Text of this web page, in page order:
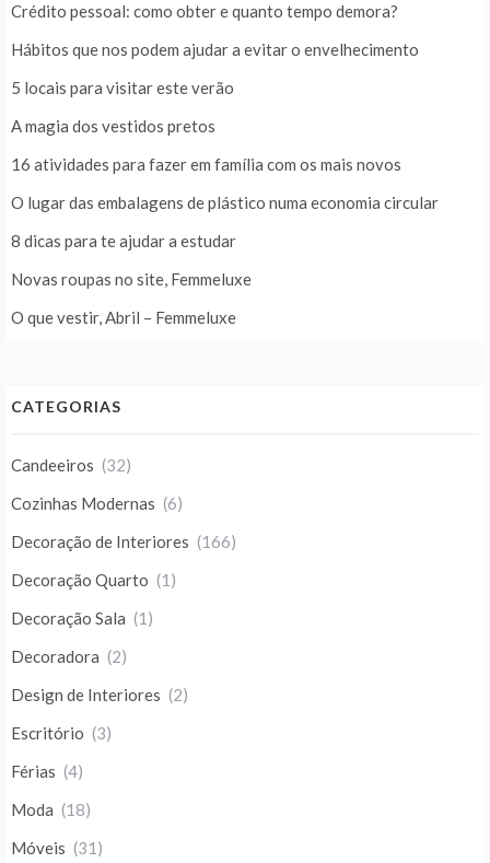
Crédito pessoal: como obter e quanto tempo demora?
Hábitos que nos podem ajudar a evitar o envelhecimento
5 locais para visitar este verão
A magia dos vestidos pretos
16 atividades para fazer em família com os mais novos
O lugar das embalagens de plástico numa economia circular
8 dicas para te ajudar a estudar
Novas roupas no site, Femmeluxe
O que vestir, Abril – Femmeluxe
CATEGORIAS
Candeeiros (32)
Cozinhas Modernas (6)
Decoração de Interiores (166)
Decoração Quarto (1)
Decoração Sala (1)
Decoradora (2)
Design de Interiores (2)
Escritório (3)
Férias (4)
Moda (18)
Móveis (31)